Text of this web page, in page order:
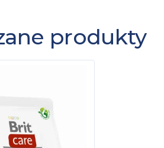
produkty